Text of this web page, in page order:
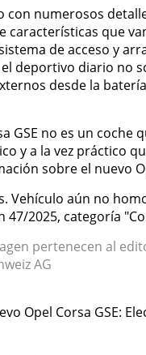
con numerosos
que
de acceso y
deportivo diario no
desde la
GSE no es un coche
y a la vez práctico
sobre el nuevo
Vehículo aún no
47/2025, categoría
pertenecen al
AG
Opel Corsa GSE: